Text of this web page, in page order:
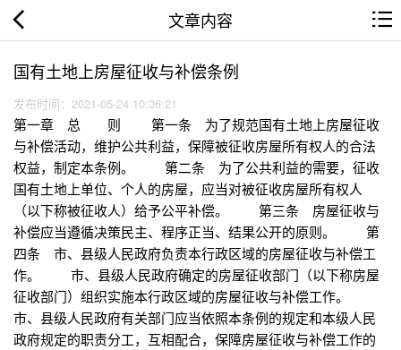
文章内容
国有土地上房屋征收与补偿条例
发布时间：2021-05-24 10:36:21
第一章 总 则 第一条 为了规范国有土地上房屋征收
与补偿活动，维护公共利益，保障被征收房屋所有权人的合法
权益，制定本条例。 第二条 为了公共利益的需要，征收
国有土地上单位、个人的房屋，应当对被征收房屋所有权人
（以下称被征收人）给予公平补偿。 第三条 房屋征收与
补偿应当遵循决策民主、程序正当、结果公开的原则。 第
四条 市、县级人民政府负责本行政区域的房屋征收与补偿工
作。 市、县级人民政府确定的房屋征收部门（以下称房屋
征收部门）组织实施本行政区域的房屋征收与补偿工作。
市、县级人民政府有关部门应当依照本条例的规定和本级人民
政府规定的职责分工，互相配合，保障房屋征收与补偿工作的